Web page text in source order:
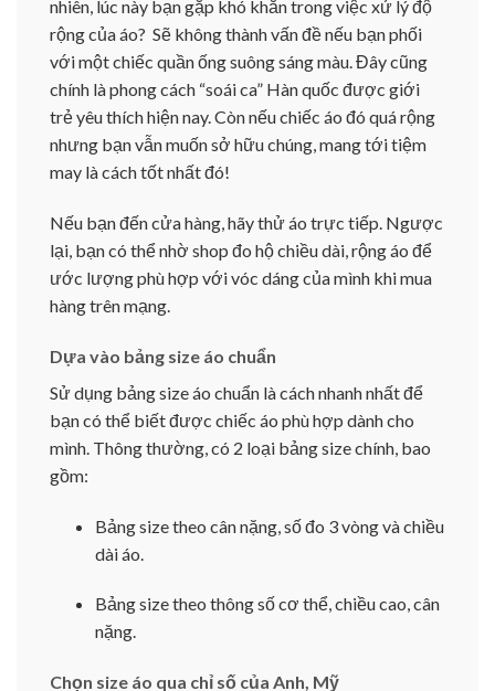
nhiên, lúc này bạn gặp khó khăn trong việc xử lý độ
rộng của áo? Sẽ không thành vấn đề nếu bạn phối
với một chiếc quần ống suông sáng màu. Đây cũng
chính là phong cách “soái ca” Hàn quốc được giới
trẻ yêu thích hiện nay. Còn nếu chiếc áo đó quá rộng
nhưng bạn vẫn muốn sở hữu chúng, mang tới tiệm
may là cách tốt nhất đó!
Nếu bạn đến cửa hàng, hãy thử áo trực tiếp. Ngược
lại, bạn có thể nhờ shop đo hộ chiều dài, rộng áo để
ước lượng phù hợp với vóc dáng của mình khi mua
hàng trên mạng.
Dựa vào bảng size áo chuẩn
Sử dụng bảng size áo chuẩn là cách nhanh nhất để
bạn có thể biết được chiếc áo phù hợp dành cho
mình. Thông thường, có 2 loại bảng size chính, bao
gồm:
Bảng size theo cân nặng, số đo 3 vòng và chiều
dài áo.
Bảng size theo thông số cơ thể, chiều cao, cân
nặng.
Chọn size áo qua chỉ số của Anh, Mỹ